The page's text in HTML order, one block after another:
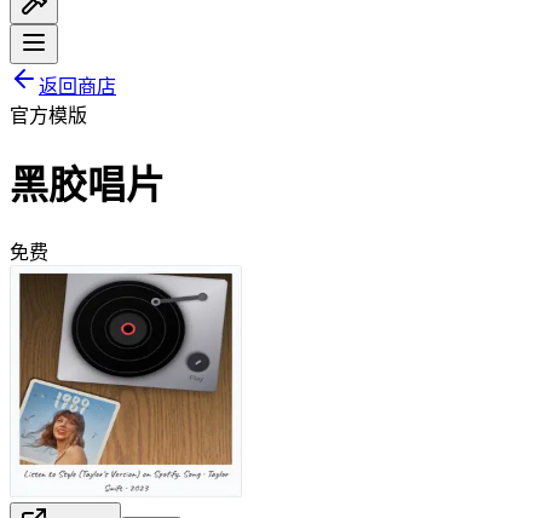
返回商店
官方模版
黑胶唱片
免费